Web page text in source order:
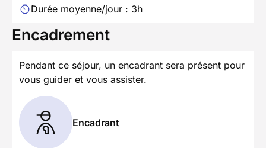
Durée moyenne/jour : 3h
Encadrement
Pendant ce séjour, un encadrant sera présent pour
vous guider et vous assister.
Encadrant